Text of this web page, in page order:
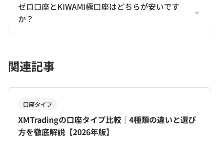
ゼロ口座とKIWAMI極口座はどちらが安いです
か？
関連記事
口座タイプ
XMTradingの口座タイプ比較｜4種類の違いと選び
方を徹底解説【2026年版】